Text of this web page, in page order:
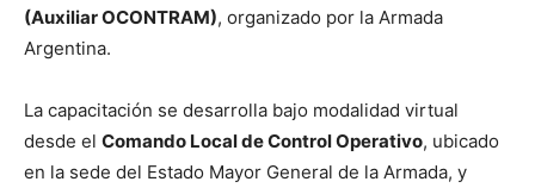
(Auxiliar OCONTRAM), organizado por la Armada
Argentina.
La capacitación se desarrolla bajo modalidad virtual
desde el Comando Local de Control Operativo, ubicado
en la sede del Estado Mayor General de la Armada, y